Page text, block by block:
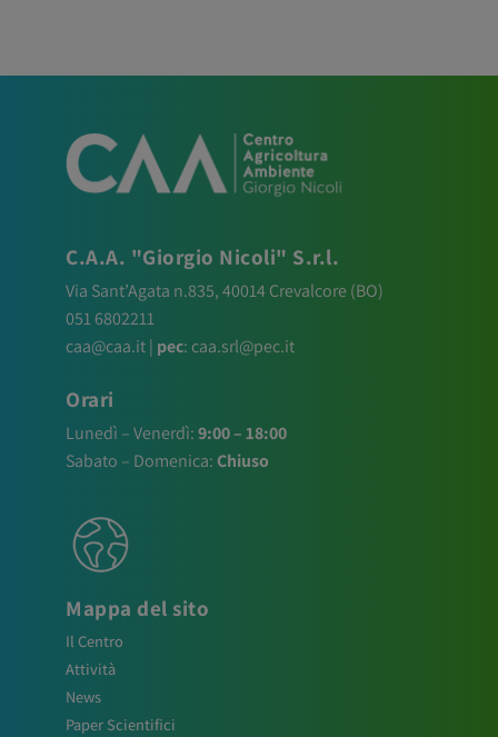
C.A.A. "Giorgio Nicoli" S.r.l.
Via Sant’Agata n.835,40014Crevalcore(BO)
051 6802211
caa@caa.it| pec: caa.srl@pec.it
Orari
Lunedì – Venerdì:9:00 – 18:00
Sabato – Domenica: Chiuso
Mappa del sito
Il Centro
Attività
News
Paper Scientifici